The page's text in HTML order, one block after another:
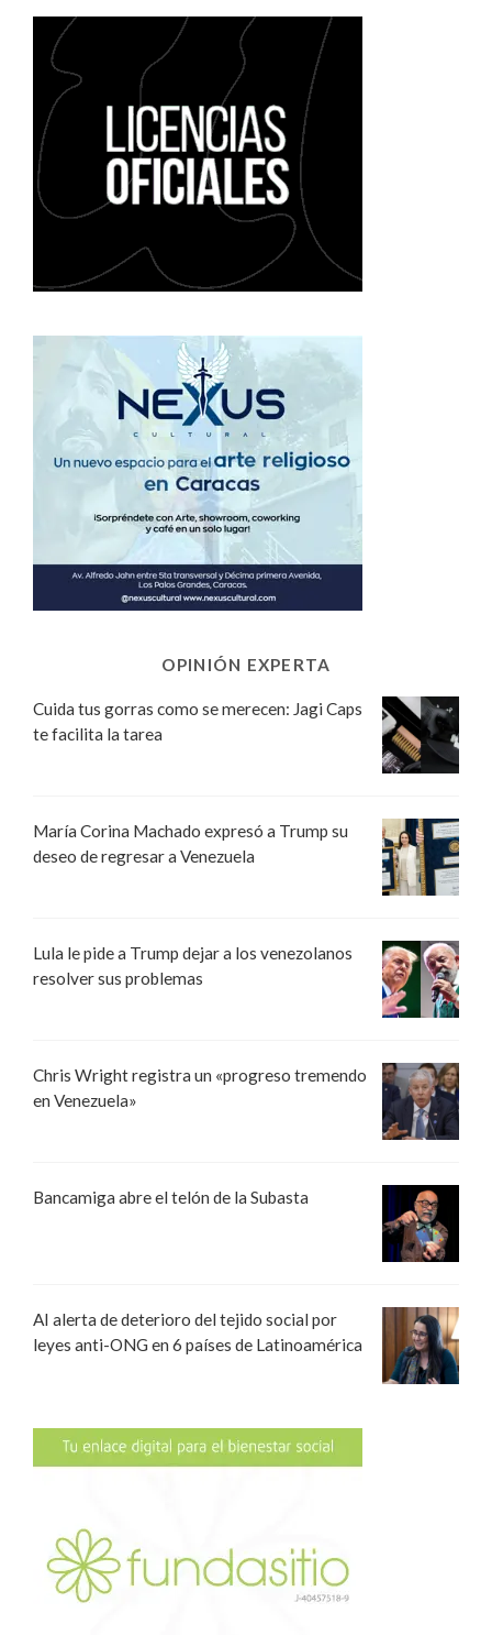
OPINIÓN EXPERTA
Cuida tus gorras como se merecen: Jagi Caps
te facilita la tarea
María Corina Machado expresó a Trump su
deseo de regresar a Venezuela
Lula le pide a Trump dejar a los venezolanos
resolver sus problemas
Chris Wright registra un «progreso tremendo
en Venezuela»
Bancamiga abre el telón de la Subasta
AI alerta de deterioro del tejido social por
leyes anti-ONG en 6 países de Latinoamérica